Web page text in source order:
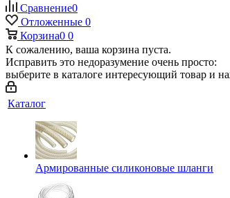
Сравнение0
Отложенные 0
Корзина0 0
К сожалению, ваша корзина пуста.
Исправить это недоразумение очень просто:
выберите в каталоге интересующий товар и
Каталог
Армированные силиконовые шланги